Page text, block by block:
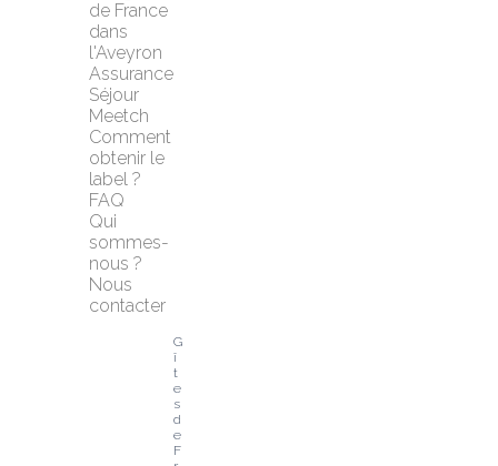
de France
dans
l'Aveyron
Assurance
Séjour
Meetch
Comment
obtenir le
label ?
FAQ
Qui
sommes-
nous ?
Nous
contacter
G
î
t
e
s
d
e
F